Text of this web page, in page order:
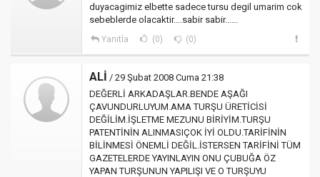
duyacagimiz elbette sadece tursu degil umarim cok
sebeblerde olacaktir....sabir sabir......
Yanıtla (0) (0)
ALİ / 29 Şubat 2008 Cuma 21:38
DEĞERLİ ARKADAŞLAR.BENDE AŞAĞI
ÇAVUNDURLUYUM.AMA TURŞU ÜRETİCİSİ
DEĞİLİM.İŞLETME MEZUNU BİRİYİM.TURŞU
PATENTİNİN ALINMASIÇOK İYİ OLDU.TARİFİNİN
BİLİNMESİ ÖNEMLİ DEĞİL.İSTERSEN TARİFİNİ TÜM
GAZETELERDE YAYINLAYIN ONU ÇUBUĞA ÖZ
YAPAN TURŞUNUN YAPILIŞI VE O TURŞUYU